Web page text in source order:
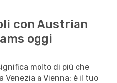
con Austrian
oggi
molto di più che
a Vienna: è il tuo